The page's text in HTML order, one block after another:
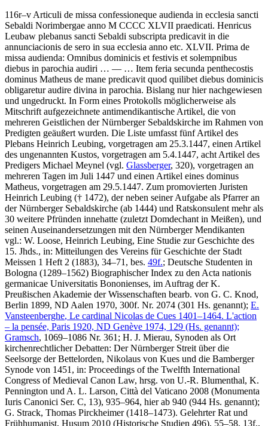
116r–v Articuli de missa confessioneque audienda in ecclesia sancti
Sebaldi Norimbergae anno M CCCC XLVII praedicati. Henricus
Leubaw plebanus sancti Sebaldi subscripta predicavit in die
annunciacionis de sero in sua ecclesia anno etc. XLVII. Prima de
missa audienda: Omnibus dominicis et festivis et solempnibus
diebus in parochia audiri … — … Item feria secunda penthecostis
dominus Matheus de mane predicavit quod quilibet diebus dominicis
obligaretur audire divina in parochia. Bislang nur hier nachgewiesen
und ungedruckt. In Form eines Protokolls möglicherweise als
Mitschrift aufgezeichnete antimendikantische Artikel, die von
mehreren Geistlichen der Nürnberger Sebaldskirche im Rahmen von
Predigten geäußert wurden. Die Liste umfasst fünf Artikel des
Plebans Heinrich Leubing, vorgetragen am 25.3.1447, einen Artikel
des ungenannten Kustos, vorgetragen am 5.4.1447, acht Artikel des
Predigers Michael Meynel (vgl. Glassberger, 320), vorgetragen an
mehreren Tagen im Juli 1447 und einen Artikel eines dominus
Matheus, vorgetragen am 29.5.1447. Zum promovierten Juristen
Heinrich Leubing († 1472), der neben seiner Aufgabe als Pfarrer an
der Nürnberger Sebaldskirche (ab 1444) und Ratskonsulent mehr als
30 weitere Pfründen innehatte (zuletzt Domdechant in Meißen), und
seinen Auseinandersetzungen mit den Nürnberger Mendikanten
vgl.: W. Loose, Heinrich Leubing, Eine Studie zur Geschichte des
15. Jhds., in: Mitteilungen des Vereins für Geschichte der Stadt
Meissen 1 Heft 2 (1883), 34–71, bes. 49f.; Deutsche Studenten in
Bologna (1289–1562) Biographischer Index zu den Acta nationis
germanicae Universitatis Bononienses, im Auftrag der K.
Preußischen Akademie der Wissenschaften bearb. von G. C. Knod,
Berlin 1899, ND Aalen 1970, 300f. Nr. 2074 (301 Hs. genannt); E.
Vansteenberghe, Le cardinal Nicolas de Cues 1401–1464. L'action
– la pensée, Paris 1920, ND Genève 1974, 129 (Hs. genannt);
Gramsch, 1069–1086 Nr. 361; H. J. Mierau, Synoden als Ort
kirchenrechtlicher Debatten: Der Nürnberger Streit über die
Seelsorge der Bettelorden, Nikolaus von Kues und die Bamberger
Synode von 1451, in: Proceedings of the Twelfth International
Congress of Medieval Canon Law, hrsg. von U.-R. Blumenthal, K.
Pennington und A. L. Larson, Città del Vaticano 2008 (Monumenta
Iuris Canonici Ser. C, 13), 935–964, hier ab 940 (944 Hs. genannt);
G. Strack, Thomas Pirckheimer (1418–1473). Gelehrter Rat und
Frühhumanist, Husum 2010 (Historische Studien 496), 55–58, 13f.,